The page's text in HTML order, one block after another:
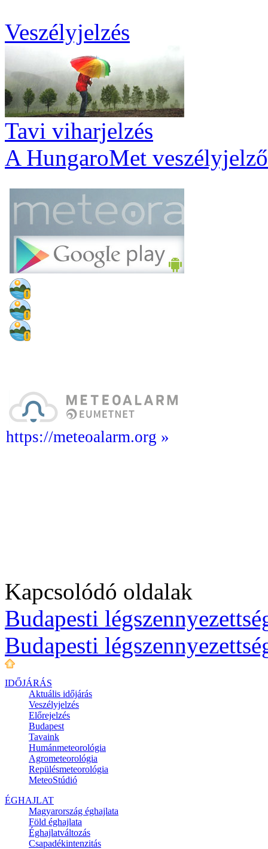
Veszélyjelzés
Tavi viharjelzés
A HungaroMet
https://meteoalarm.org »
Kapcsolódó oldalak
Budapesti
Budapesti
IDŐJÁRÁS
Aktuális időjárás
Veszélyjelzés
Előrejelzés
Budapest
Tavaink
Humánmeteorológia
Agrometeorológia
Repülésmeteorológia
MeteoStúdió
ÉGHAJLAT
Magyarország éghajlata
Föld éghajlata
Éghajlatváltozás
Csapadékintenzitás